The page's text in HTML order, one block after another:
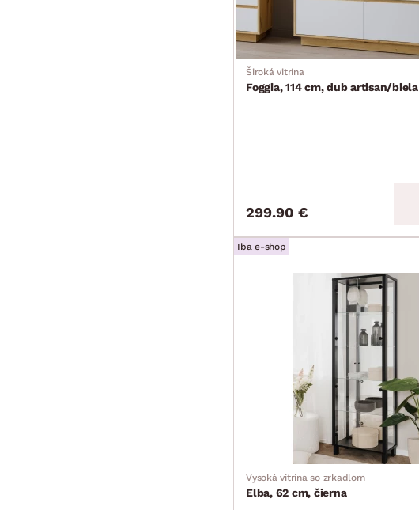
Široká vitrína
Foggia, 114 cm, dub artisan/biela
299.90 €
Iba e-shop
Vysoká vitrína so zrkadlom
Elba, 62 cm, čierna